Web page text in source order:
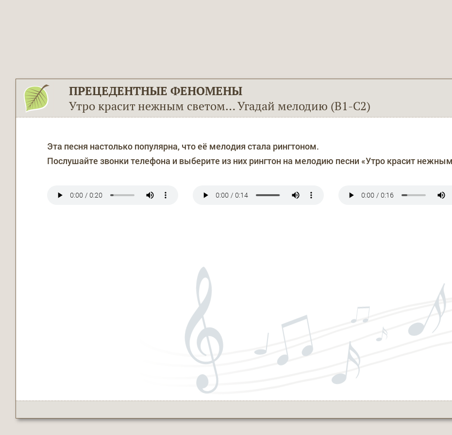
ПРЕЦЕДЕНТНЫЕ ФЕНОМЕНЫ
Утро красит нежным светом… Угадай мелодию (В1-С2)
Эта песня настолько популярна, что её мелодия стала рингтоном.
Послушайте звонки телефона и выберите из них рингтон на мелодию песни «Утро красит